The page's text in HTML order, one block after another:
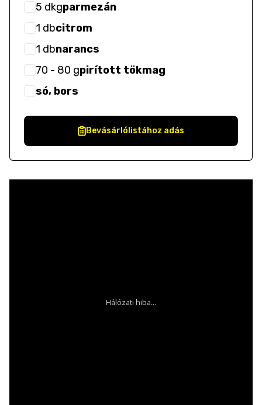
5 dkgparmezán
1 dbcitrom
1 dbnarancs
70 - 80 gpirított tökmag
só, bors
Bevásárlólistához adás